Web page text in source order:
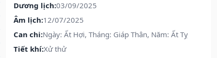
Dương lịch:03/09/2025
Âm lịch:12/07/2025
Can chi:Ngày: Ất Hợi, Tháng: Giáp Thân, Năm: Ất Tỵ
Tiết khí:Xử thử